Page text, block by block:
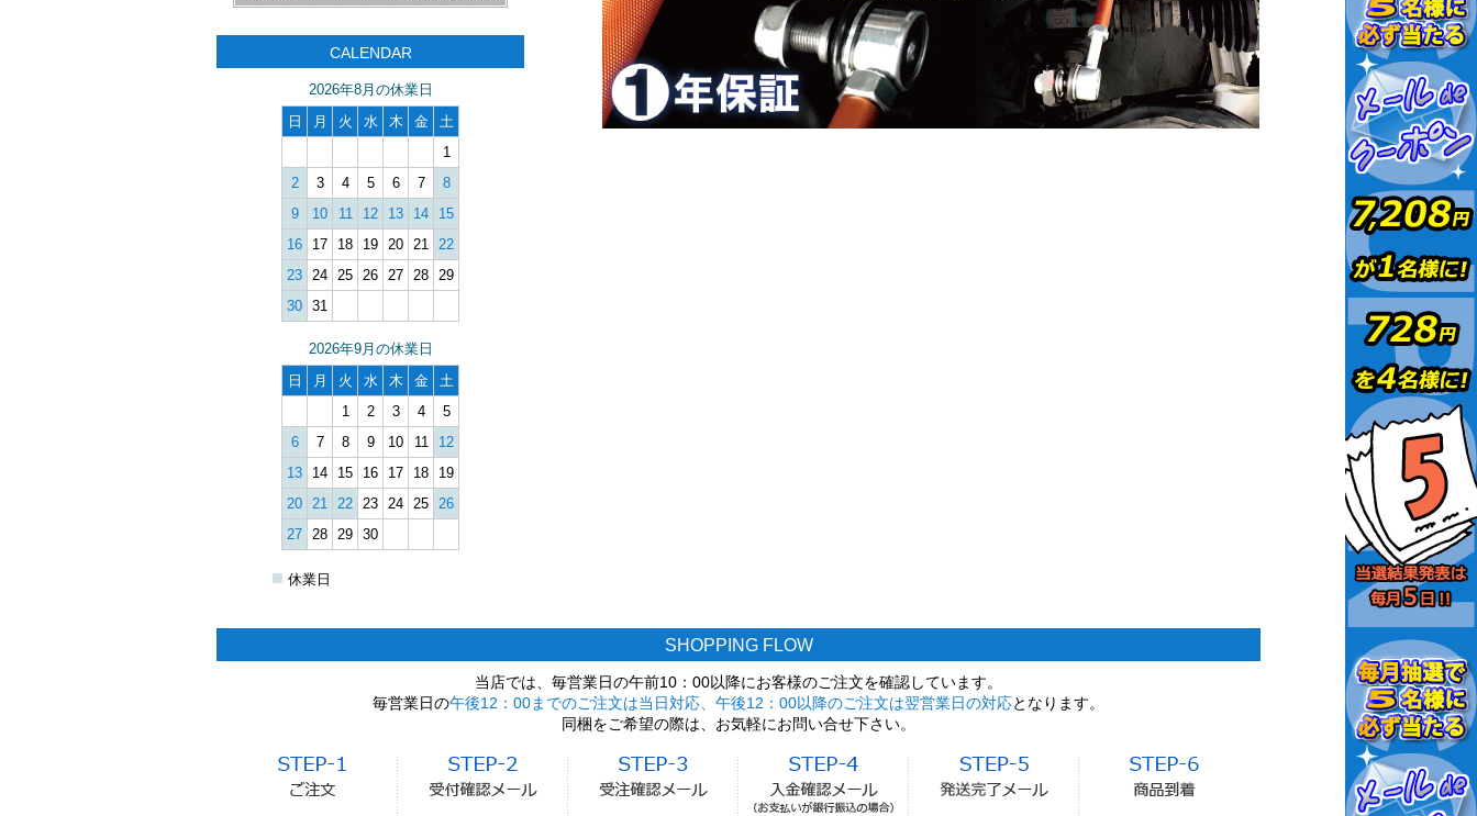
CALENDAR
2026年8月の休業日
日
月 火 水 木 金
土
1
2
3 4 5 6 7
8
9
10 11 12 13 14
15
16
17 18 19 20 21 22
23 24 25 26 27 28 29
30 31
2026年9月の休業日
日
月 火 水 木 金
土
1
2 3 4
5
6
7 8 9 10 11
12
13
14 15 16 17 18
19
20 21 22 23 24 25 26
27 28 29 30
■ 休業日
SHOPPING FLOW
当店では、毎営業日の午前10：00以降にお客様のご注文を確認しています。
毎営業日の午後12：00までのご注文は当日対応、午後12：00以降のご注文は翌営業日の対応となります。
同梱をご希望の際は、お気軽にお問い合せ下さい。